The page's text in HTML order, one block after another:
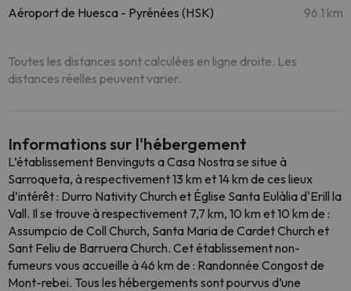
Aéroport de Huesca - Pyrénées (HSK) 96.1 km
Toutes les distances sont calculées en ligne droite. Les
distances réelles peuvent varier.
Informations sur l'hébergement
L’établissement Benvinguts a Casa Nostra se situe à
Sarroqueta, à respectivement 13 km et 14 km de ces lieux
d’intérêt : Durro Nativity Church et Église Santa Eulàlia d'Erill la
Vall. Il se trouve à respectivement 7,7 km, 10 km et 10 km de :
Assumpcio de Coll Church, Santa Maria de Cardet Church et
Sant Feliu de Barruera Church. Cet établissement non-
fumeurs vous accueille à 46 km de : Randonnée Congost de
Mont-rebei. Tous les hébergements sont pourvus d’une